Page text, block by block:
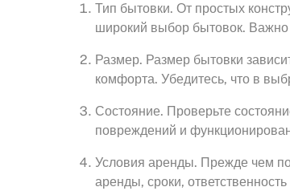
Тип бытовки. От простых
широкий выбор бытовок. Важно
Размер. Размер бытовки
комфорта. Убедитесь, что в
Состояние. Проверьте
повреждений и
Условия аренды. Прежде чем
аренды, сроки,